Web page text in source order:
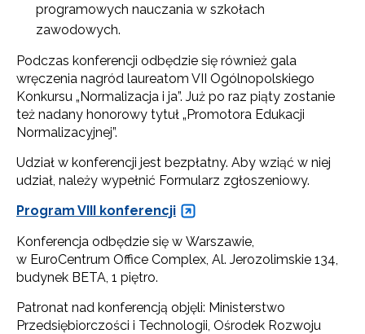
programowych nauczania w szkołach
zawodowych.
Podczas konferencji odbędzie się również gala
wręczenia nagród laureatom VII Ogólnopolskiego
Konkursu „Normalizacja i ja”. Już po raz piąty zostanie
też nadany honorowy tytuł „Promotora Edukacji
Normalizacyjnej”.
Udział w konferencji jest bezpłatny. Aby wziąć w niej
udział, należy wypełnić Formularz zgłoszeniowy.
Program VIII konferencji
Konferencja odbędzie się w Warszawie,
w EuroCentrum Office Complex, Al. Jerozolimskie 134,
budynek BETA, 1 piętro.
Patronat nad konferencją objęli: Ministerstwo
Przedsiębiorczości i Technologii, Ośrodek Rozwoju